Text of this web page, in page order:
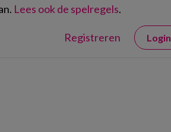
Lees ook de spelregels.
Registreren Login